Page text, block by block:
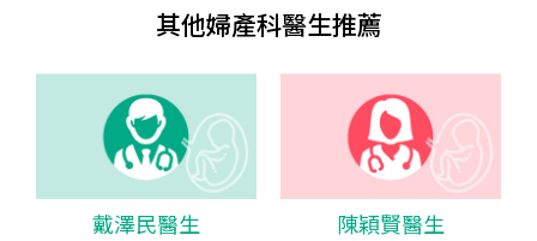
其他婦產科醫生推薦
戴澤民醫生 陳穎賢醫生